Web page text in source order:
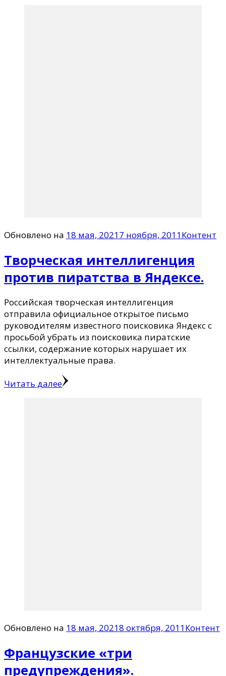
Обновлено на 18 мая, 20217 ноября, 2011Контент
Творческая интеллигенция
против пиратства в Яндексе.
Российская творческая интеллигенция
отправила официальное открытое письмо
руководителям известного поисковика Яндекс с
просьбой убрать из поисковика пиратские
ссылки, содержание которых нарушает их
интеллектуальные права.
Читать далее
Обновлено на 18 мая, 20218 октября, 2011Контент
Французские «три
предупреждения».